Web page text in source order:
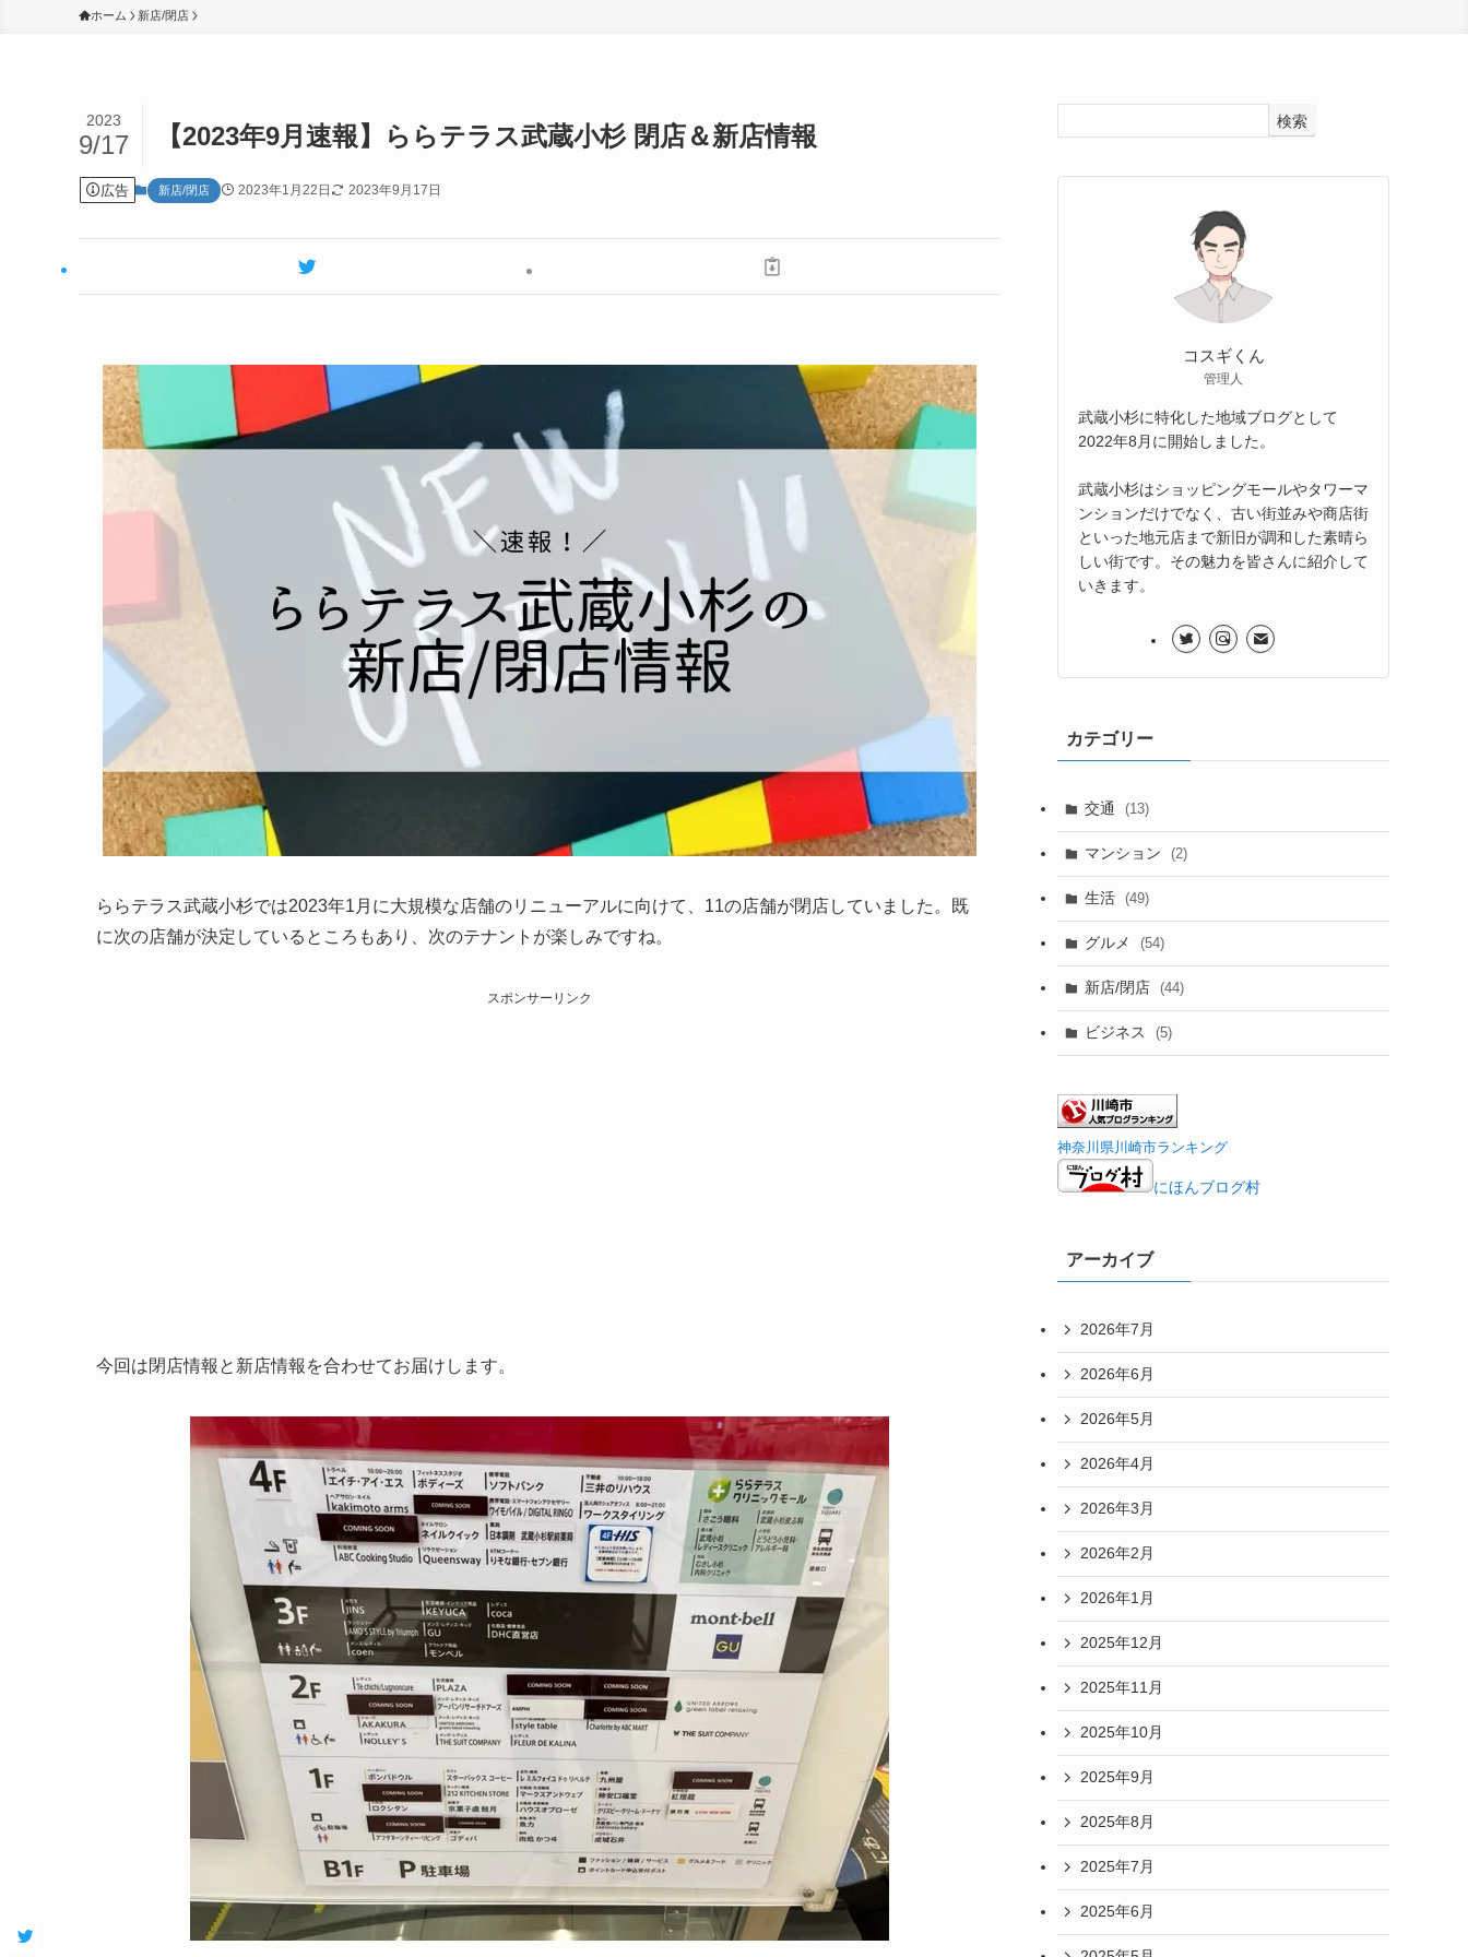
ホーム 新店/閉店
【2023年9月速報】ららテラス武蔵小杉 閉店＆新店情報
2023
9/17
広告 新店/閉店 2023年1月22日 2023年9月17日
ららテラス武蔵小杉では2023年1月に大規模な店舗のリニューアルに向けて、11の店舗が閉店していました。既
に次の店舗が決定しているところもあり、次のテナントが楽しみですね。
スポンサーリンク
今回は閉店情報と新店情報を合わせてお届けします。
検索
コスギくん
管理人
武蔵小杉に特化した地域ブログとして
2022年8月に開始しました。
武蔵小杉はショッピングモールやタワーマ
ンションだけでなく、古い街並みや商店街
といった地元店まで新旧が調和した素晴ら
しい街です。その魅力を皆さんに紹介して
いきます。
カテゴリー
交通 (13)
マンション (2)
生活 (49)
グルメ (54)
新店/閉店 (44)
ビジネス (5)
神奈川県川崎市ランキング
にほんブログ村
アーカイブ
2026年7月
2026年6月
2026年5月
2026年4月
2026年3月
2026年2月
2026年1月
2025年12月
2025年11月
2025年10月
2025年9月
2025年8月
2025年7月
2025年6月